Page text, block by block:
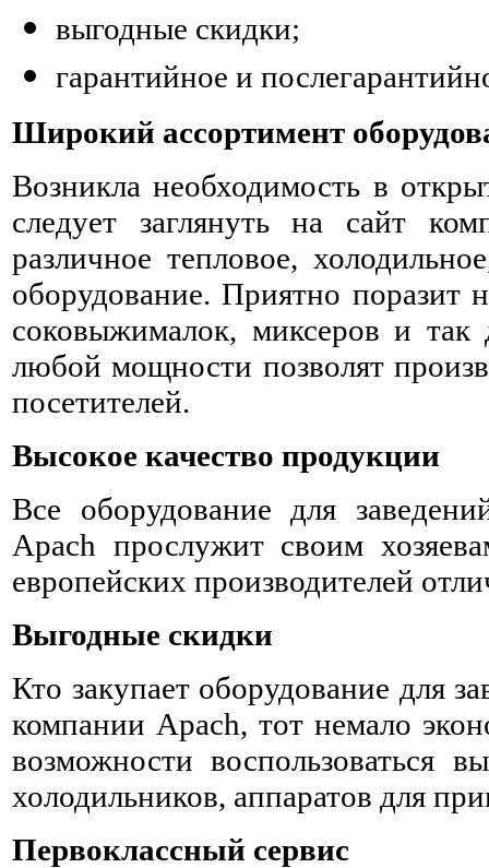
выгодные скидки;
гарантийное и
Широкий ассортимент
Возникла необходимость в
следует заглянуть на сайт
различное тепловое,
оборудование. Приятно поразит
соковыжималок, миксеров и так
любой мощности позволят
посетителей.
Высокое качество продукции
Все оборудование для
Apach прослужит своим
европейских производителей
Выгодные скидки
Кто закупает оборудование для
компании Apach, тот немало
возможности воспользоваться
холодильников, аппаратов для
Первоклассный сервис